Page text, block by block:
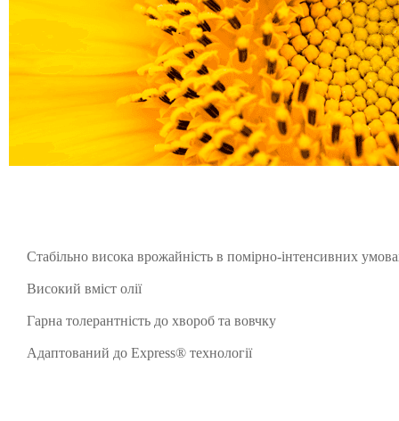
Стабільно висока врожайність в помірно-інтенсивних
Високий вміст олії
Гарна толерантність до хвороб та вовчку
Адаптований до Express® технології